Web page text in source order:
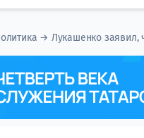
→ Лукашенко заявил,